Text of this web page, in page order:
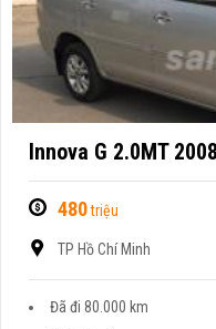
Innova G 2.0MT 2008
480triệu
TP Hồ Chí Minh
Đã đi 80.000 km